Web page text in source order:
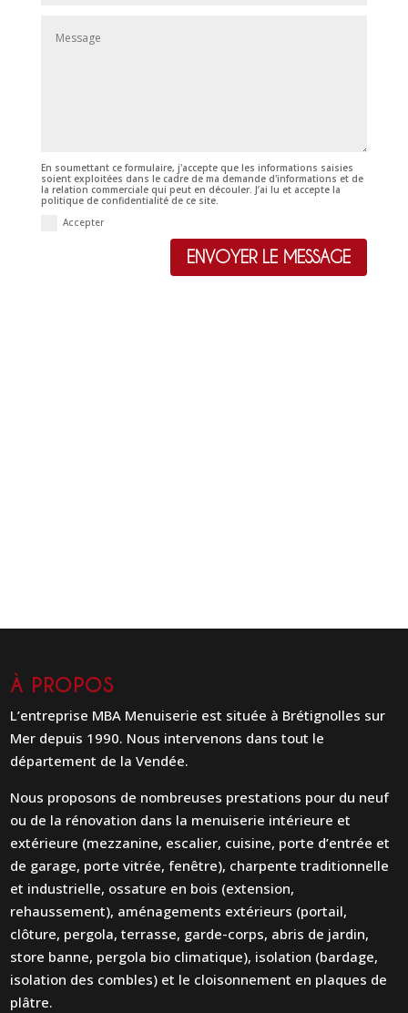
En soumettant ce formulaire, j'accepte que les informations saisies
soient exploitées dans le cadre de ma demande d'informations et de
la relation commerciale qui peut en découler. J’ai lu et accepte la
politique de confidentialité de ce site.
Accepter
ENVOYER LE MESSAGE
À PROPOS
L’entreprise MBA Menuiserie est située à Brétignolles sur
Mer depuis 1990. Nous intervenons dans tout le
département de la Vendée.
Nous proposons de nombreuses prestations pour du neuf
ou de la rénovation dans la menuiserie intérieure et
extérieure (mezzanine, escalier, cuisine, porte d’entrée et
de garage, porte vitrée, fenêtre), charpente traditionnelle
et industrielle, ossature en bois (extension,
rehaussement), aménagements extérieurs (portail,
clôture, pergola, terrasse, garde-corps, abris de jardin,
store banne, pergola bio climatique), isolation (bardage,
isolation des combles) et le cloisonnement en plaques de
plâtre.